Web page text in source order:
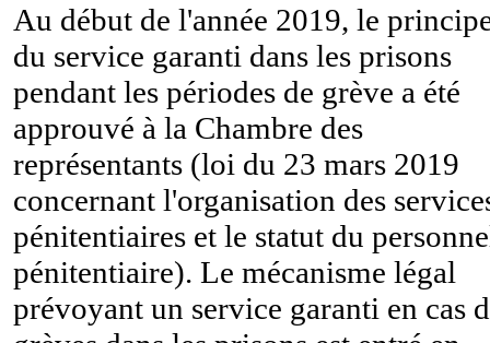
Au début de l'année 2019, le
du service garanti dans les prisons
pendant les périodes de grève a été
approuvé à la Chambre des
représentants (loi du 23 mars 2019
concernant l'organisation des
pénitentiaires et le statut du
pénitentiaire). Le mécanisme légal
prévoyant un service garanti en cas